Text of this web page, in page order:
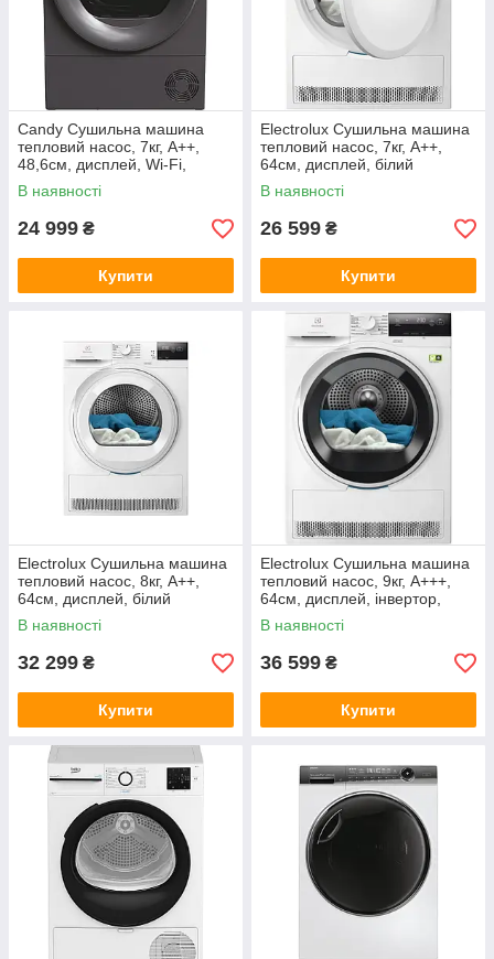
Candy Сушильна машина
тепловий насос, 7кг, A++,
48,6см, дисплей, Wi-Fi,
cріблястий
В наявності
24 999 ₴
Купити
Electrolux Сушильна машина
тепловий насос, 7кг, A++,
64см, дисплей, білий
В наявності
26 599 ₴
Купити
Electrolux Сушильна машина
тепловий насос, 8кг, A++,
64см, дисплей, білий
В наявності
32 299 ₴
Купити
Electrolux Сушильна машина
тепловий насос, 9кг, A+++,
64см, дисплей, інвертор,
білий
В наявності
36 599 ₴
Купити